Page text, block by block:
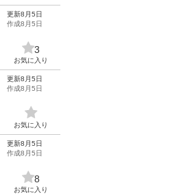
更新8月5日
作成8月5日
3
お気に入り
更新8月5日
作成8月5日
お気に入り
更新8月5日
作成8月5日
8
お気に入り